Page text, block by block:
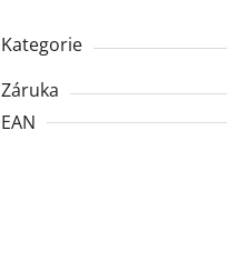
Kategorie
Záruka
EAN